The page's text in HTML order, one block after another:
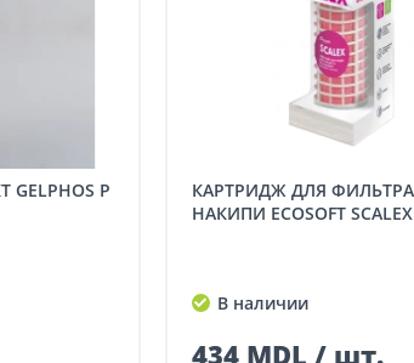
КАРТРИДЖ ДЛЯ ФИЛЬТРА ОТ
НАКИПИ ECOSOFT SCALEX
В наличии
434 MDL / шт.